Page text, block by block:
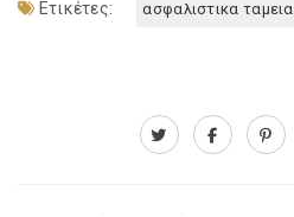
Ετικέτες: ασφαλιστικα ταμεια